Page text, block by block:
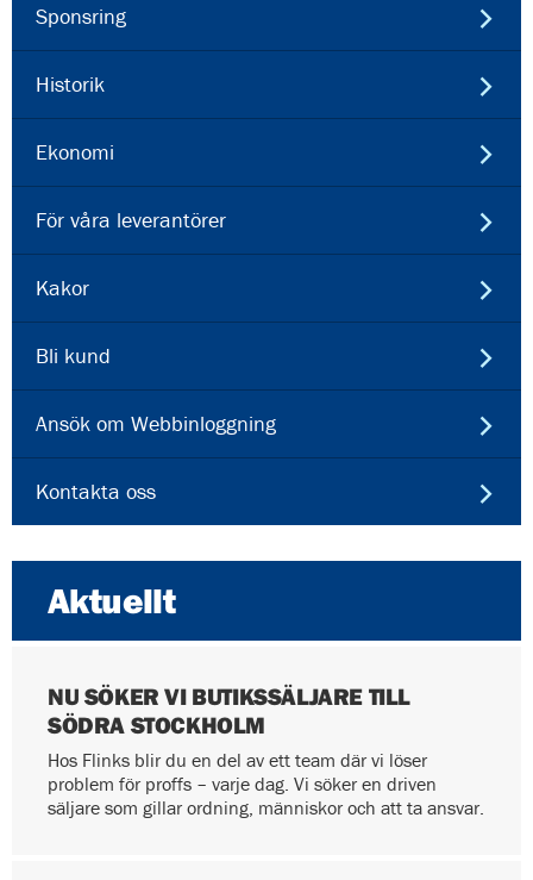
Sponsring
Historik
Ekonomi
För våra leverantörer
Kakor
Bli kund
Ansök om Webbinloggning
Kontakta oss
Aktuellt
NU SÖKER VI BUTIKSSÄLJARE TILL
SÖDRA STOCKHOLM
Hos Flinks blir du en del av ett team där vi löser
problem för proffs – varje dag. Vi söker en driven
säljare som gillar ordning, människor och att ta ansvar.